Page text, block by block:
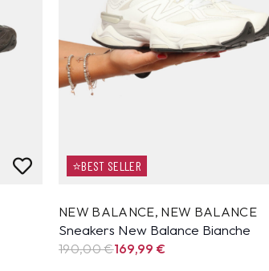
⭐BEST SELLER
NEW BALANCE, NEW BALANCE
Sneakers New Balance Bianche
190,00 €169,99€